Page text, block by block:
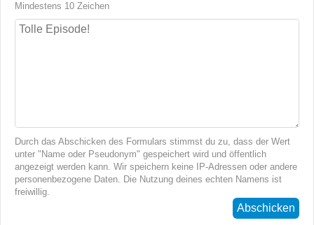
Mindestens 10 Zeichen
Durch das Abschicken des Formulars stimmst du zu, dass der Wert
unter "Name oder Pseudonym" gespeichert wird und öffentlich
angezeigt werden kann. Wir speichern keine IP-Adressen oder andere
personenbezogene Daten. Die Nutzung deines echten Namens ist
freiwillig.
Abschicken